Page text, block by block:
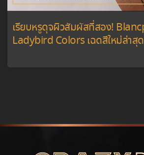
เรียบหรูดุจผิวสัมผัสที่สอง!
Ladybird Colors เฉดสีใหม่ล่า